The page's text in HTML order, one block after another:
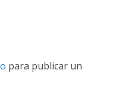
para publicar un